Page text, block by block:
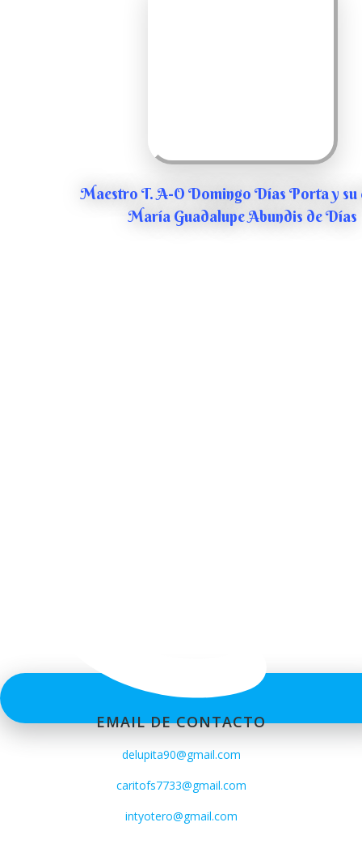
Maestro T. A-O Domingo Días Porta y su
María Guadalupe Abundis de Días
EMAIL DE CONTACTO
delupita90@gmail.com
caritofs7733@gmail.com
intyotero@gmail.com